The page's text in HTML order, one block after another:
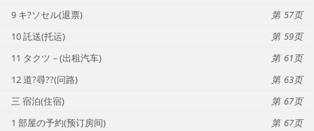
9 キ?ソセル(退票)
57
10 託送(托运)
59
11 タクツ－(出租汽车)
61
12 道?尋??(问路)
63
三 宿泊(住宿)
67
1 部屋の予約(预订房间)
67